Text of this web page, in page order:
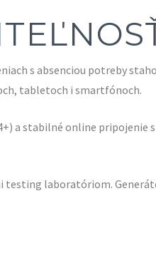
s absenciou potreby
tabletoch i smartfónoch.
a stabilné online pripojenie
testing laboratóriom.